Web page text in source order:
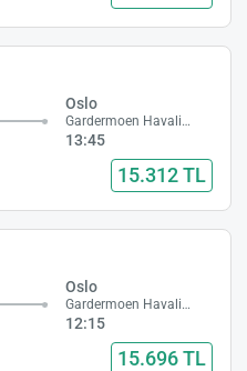
Oslo
Gardermoen Havalimanı
13:45
15.312 TL
Oslo
Gardermoen Havalimanı
12:15
15.696 TL